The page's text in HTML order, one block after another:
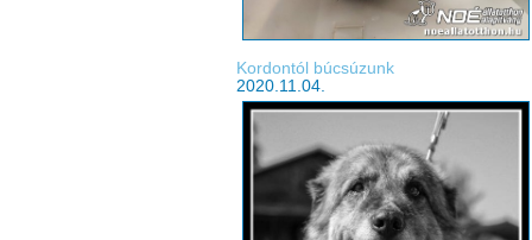
Kordontól búcsúzunk
2020.11.04.